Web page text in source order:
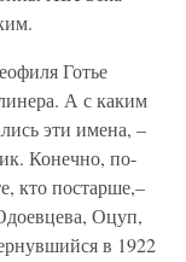
Готье
А с каким
эти имена, –
Конечно, по-
кто постарше,–
Оцуп,
в 1922